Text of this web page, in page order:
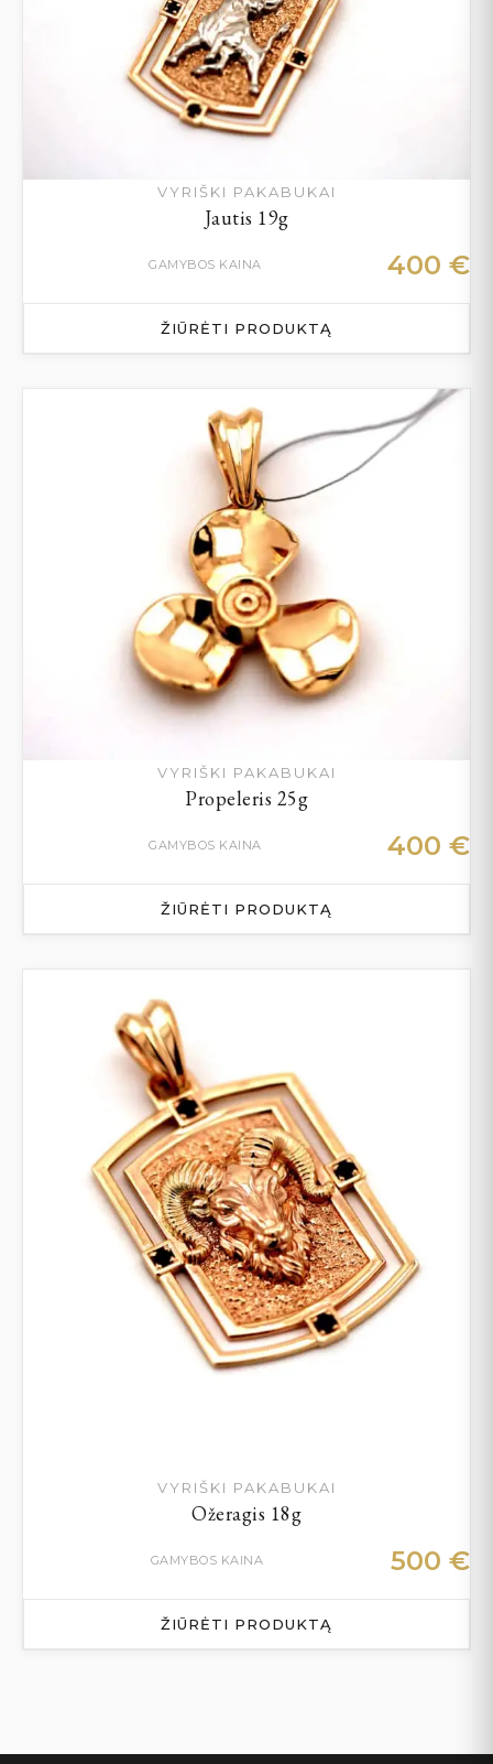
VYRIŠKI PAKABUKAI
Jautis 19g
GAMYBOS KAINA 400 €
ŽIŪRĖTI PRODUKTĄ
VYRIŠKI PAKABUKAI
Propeleris 25g
GAMYBOS KAINA 400 €
ŽIŪRĖTI PRODUKTĄ
VYRIŠKI PAKABUKAI
Ožeragis 18g
GAMYBOS KAINA 500 €
ŽIŪRĖTI PRODUKTĄ